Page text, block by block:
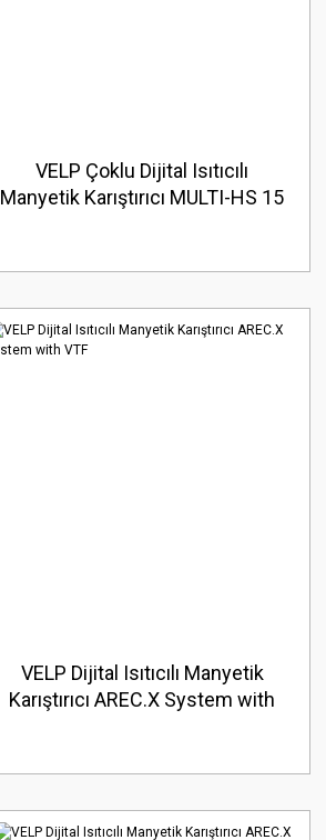
VELP Çoklu Dijital Isıtıcılı
Manyetik Karıştırıcı MULTI-HS 15
VELP Dijital Isıtıcılı Manyetik
Karıştırıcı AREC.X System with